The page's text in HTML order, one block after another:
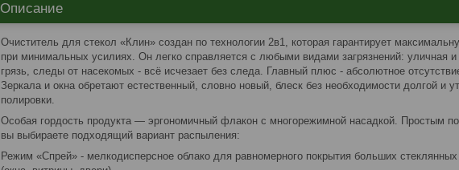
Описание
Очиститель для стекол «Клин» создан по технологии 2в1, которая гарантирует
при минимальных усилиях. Он легко справляется с любыми видами загрязнений: уличная
грязь, следы от насекомых - всё исчезает без следа. Главный плюс - абсолютное
Зеркала и окна обретают естественный, словно новый, блеск без необходимости долгой и
полировки.
Особая гордость продукта — эргономичный флакон с многорежимной насадкой. Простым
вы выбираете подходящий вариант распыления:
Режим «Спрей» - мелкодисперсное облако для равномерного покрытия больших стеклянных